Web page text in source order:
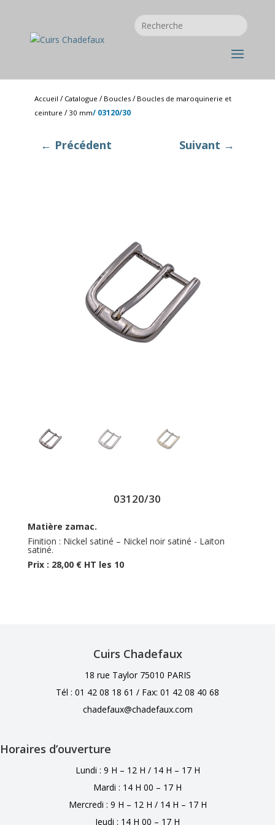
Accueil / Catalogue / Boucles / Boucles de maroquinerie et
ceinture / 30 mm/ 03120/30
← Précédent Suivant →
03120/30
Matière zamac.
Finition : Nickel satiné – Nickel noir satiné - Laiton
satiné.
Prix : 28,00 € HT les 10
Cuirs Chadefaux
18 rue Taylor 75010 PARIS
Tél : 01 42 08 18 61 / Fax: 01 42 08 40 68
chadefaux@chadefaux.com
Horaires d’ouverture
Lundi : 9 H – 12 H / 14 H – 17 H
Mardi : 14 H 00 – 17 H
Mercredi : 9 H – 12 H / 14 H – 17 H
Jeudi : 14 H 00 – 17 H